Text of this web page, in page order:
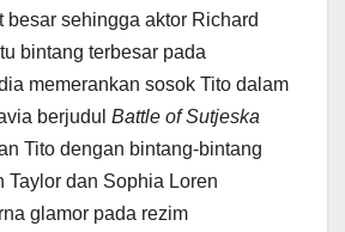
besar sehingga aktor Richard
bintang terbesar pada
memerankan sosok Tito dalam
berjudul Battle of Sutjeska
Tito dengan bintang-bintang
Taylor dan Sophia Loren
glamor pada rezim